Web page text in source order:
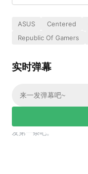
ASUS Centered
Republic Of Gamers
实时弹幕
，发第一条吧。
相关壁纸